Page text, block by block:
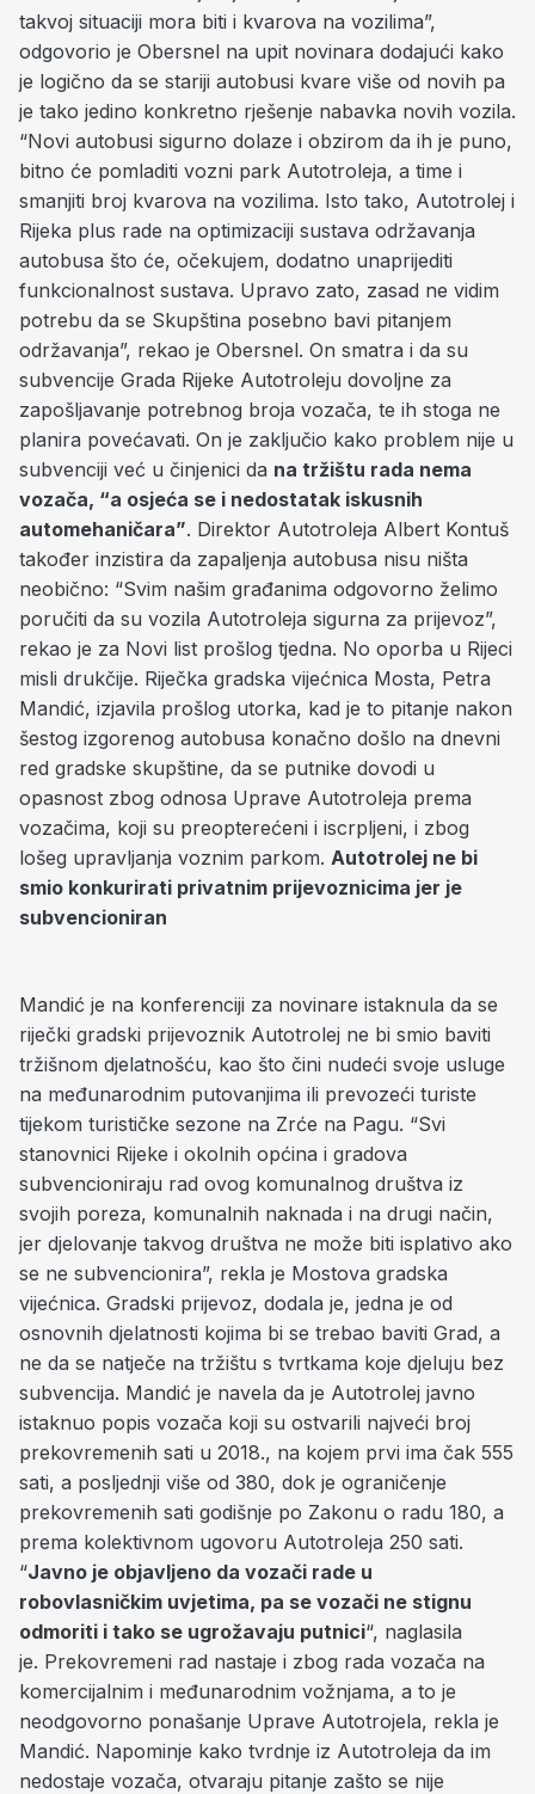
takvoj situaciji mora biti i kvarova na vozilima”,
odgovorio je Obersnel na upit novinara dodajući kako
je logično da se stariji autobusi kvare više od novih pa
je tako jedino konkretno rješenje nabavka novih vozila.
“Novi autobusi sigurno dolaze i obzirom da ih je puno,
bitno će pomladiti vozni park Autotroleja, a time i
smanjiti broj kvarova na vozilima. Isto tako, Autotrolej i
Rijeka plus rade na optimizaciji sustava održavanja
autobusa što će, očekujem, dodatno unaprijediti
funkcionalnost sustava. Upravo zato, zasad ne vidim
potrebu da se Skupština posebno bavi pitanjem
održavanja”, rekao je Obersnel. On smatra i da su
subvencije Grada Rijeke Autotroleju dovoljne za
zapošljavanje potrebnog broja vozača, te ih stoga ne
planira povećavati. On je zaključio kako problem nije u
subvenciji već u činjenici da na tržištu rada nema
vozača, “a osjeća se i nedostatak iskusnih
automehaničara”. Direktor Autotroleja Albert Kontuš
također inzistira da zapaljenja autobusa nisu ništa
neobično: “Svim našim građanima odgovorno želimo
poručiti da su vozila Autotroleja sigurna za prijevoz”,
rekao je za Novi list prošlog tjedna. No oporba u Rijeci
misli drukčije. Riječka gradska vijećnica Mosta, Petra
Mandić, izjavila prošlog utorka, kad je to pitanje nakon
šestog izgorenog autobusa konačno došlo na dnevni
red gradske skupštine, da se putnike dovodi u
opasnost zbog odnosa Uprave Autotroleja prema
vozačima, koji su preopterećeni i iscrpljeni, i zbog
lošeg upravljanja voznim parkom. Autotrolej ne bi
smio konkurirati privatnim prijevoznicima jer je
subvencioniran
Mandić je na konferenciji za novinare istaknula da se
riječki gradski prijevoznik Autotrolej ne bi smio baviti
tržišnom djelatnošću, kao što čini nudeći svoje usluge
na međunarodnim putovanjima ili prevozeći turiste
tijekom turističke sezone na Zrće na Pagu. “Svi
stanovnici Rijeke i okolnih općina i gradova
subvencioniraju rad ovog komunalnog društva iz
svojih poreza, komunalnih naknada i na drugi način,
jer djelovanje takvog društva ne može biti isplativo ako
se ne subvencionira”, rekla je Mostova gradska
vijećnica. Gradski prijevoz, dodala je, jedna je od
osnovnih djelatnosti kojima bi se trebao baviti Grad, a
ne da se natječe na tržištu s tvrtkama koje djeluju bez
subvencija. Mandić je navela da je Autotrolej javno
istaknuo popis vozača koji su ostvarili najveći broj
prekovremenih sati u 2018., na kojem prvi ima čak 555
sati, a posljednji više od 380, dok je ograničenje
prekovremenih sati godišnje po Zakonu o radu 180, a
prema kolektivnom ugovoru Autotroleja 250 sati.
“Javno je objavljeno da vozači rade u
robovlasničkim uvjetima, pa se vozači ne stignu
odmoriti i tako se ugrožavaju putnici“, naglasila
je. Prekovremeni rad nastaje i zbog rada vozača na
komercijalnim i međunarodnim vožnjama, a to je
neodgovorno ponašanje Uprave Autotrojela, rekla je
Mandić. Napominje kako tvrdnje iz Autotroleja da im
nedostaje vozača, otvaraju pitanje zašto se nije